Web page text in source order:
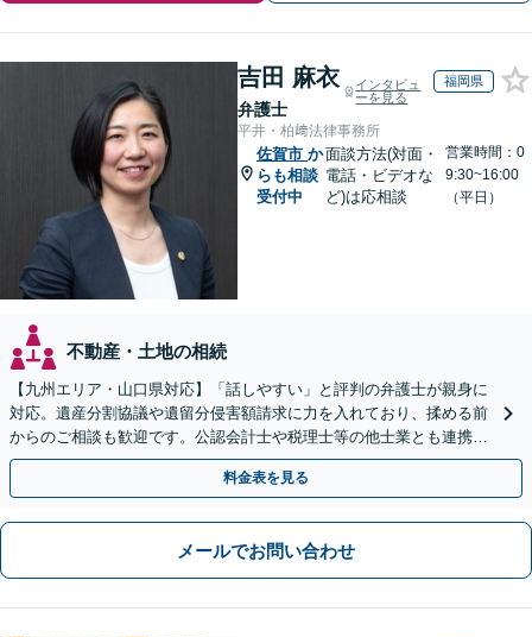
吉田 麻衣
弁護士
インタビュ
ーを見る
福岡県
平井・柏﨑法律事務所
佐賀市 か
らも相談
受付中
面談方法(対面・
電話・ビデオな
ど)は応相談
営業時間：0
9:30~16:00
（平日）
不動産・土地の相続
【九州エリア・山口県対応】「話しやすい」と評判の弁護士が親身に
対応。遺産分割協議や遺留分侵害額請求に力を入れており、揉める前
からのご相談も歓迎です。公認会計士や税理士等の他士業とも連携
し、円満な解決を全力でサポートいたします。
料金表を見る
メールでお問い合わせ